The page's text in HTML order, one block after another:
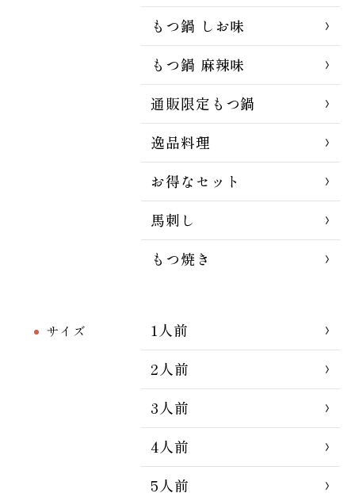
もつ鍋 しお味
もつ鍋 麻辣味
通販限定もつ鍋
逸品料理
お得なセット
馬刺し
もつ焼き
サイズ
1人前
2人前
3人前
4人前
5人前